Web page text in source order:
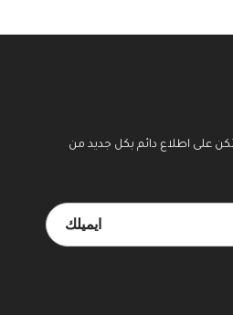
على اطلاع دائم بكل جديد من